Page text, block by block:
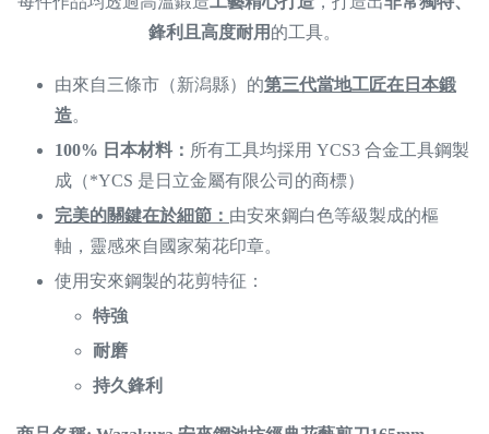
鋒利且高度耐用 的工具。
由來自三條市（新潟縣）的第三代當地工匠在日本鍛
造。
100% 日本材料： 所有工具均採用 YCS3 合金工具鋼製
成（*YCS 是日立金屬有限公司的商標）
完美的關鍵在於細節： 由安來鋼白色等級製成的樞
軸，靈感來自國家菊花印章。
使用安來鋼製的花剪特征：
特強
耐磨
持久鋒利